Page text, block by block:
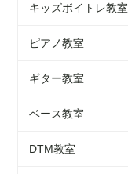
キッズボイトレ教室
ピアノ教室
ギター教室
ベース教室
DTM教室